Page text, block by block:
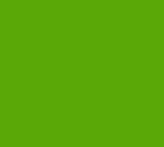
משלש דפנות וסכך, ואת